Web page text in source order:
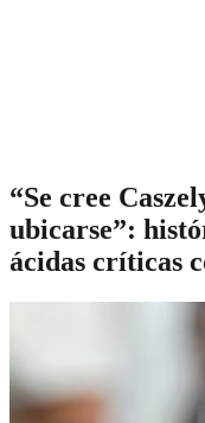
“Se cree
ubicarse”:
ácidas críticas